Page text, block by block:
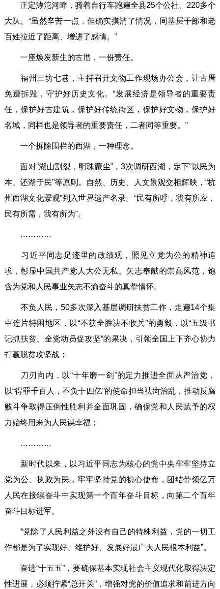
正定滹沱河畔，骑着自行车跑遍全县25个公社、220多个
大队。“虽然辛苦一点，但确实摸清了情况，同基层干部和老
百姓拉近了距离、增进了感情。”
一座焕发新生的古厝，一份责任。
福州三坊七巷，主持召开文物工作现场办公会，让古厝
免遭拆毁，守护好历史文化。“发展经济是领导者的重要责
任，保护好古建筑，保护好传统街区，保护好文物，保护好
名城，同样也是领导者的重要责任，二者同等重要。”
一个拆除围栏的西湖，一种理念。
面对“湖山割裂，明珠蒙尘”，3次调研西湖，定下“以民为
本、还湖于民”等原则。自然、历史、人文景观交相辉映，“杭
州西湖文化景观”列入世界遗产名录。“民有所呼，我有所应，
民有所需，我有所为”。
…………
习近平同志足迹里的政绩观，照见立党为公的精神追
求，彰显中国共产党人大公无私、矢志奉献的崇高风范，饱
含为党和人民事业矢志不渝奋斗的真挚情怀。
不负人民，50多次深入基层调研扶贫工作，走遍14个集
中连片特困地区，以“不获全胜决不收兵”的勇毅，以“五级书
记抓扶贫、全党动员促攻坚”的果决，引领全国上下齐心协力
打赢脱贫攻坚战；
刀刃向内，以“十年磨一剑”的定力推进全面从严治党，
以“得罪千百人，不负十四亿”的使命担当祛疴治乱，推动反腐
败斗争取得压倒性胜利并全面巩固，确保党和人民赋予的权
力始终用来为人民谋幸福；
…………
新时代以来，以习近平同志为核心的党中央牢牢坚持立
党为公、执政为民，牢牢坚持党的初心使命，团结带领亿万
人民在接续奋斗中实现第一个百年奋斗目标，向第二个百年
奋斗目标进军。
“党除了人民利益之外没有自己的特殊利益，党的一切工
作都是为了实现好、维护好、发展好最广大人民根本利益”。
奋进“十五五”，要确保基本实现社会主义现代化取得决定
性进展，必须拧紧“总开关”，增强对党的价值追求和前进方向